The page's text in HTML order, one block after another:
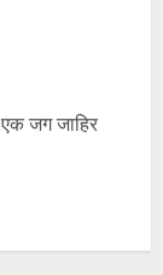
एक जग जाहिर